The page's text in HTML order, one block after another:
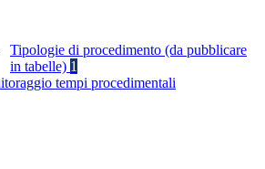
Tipologie di procedimento (da pubblicare
in tabelle) 1
tempi procedimentali